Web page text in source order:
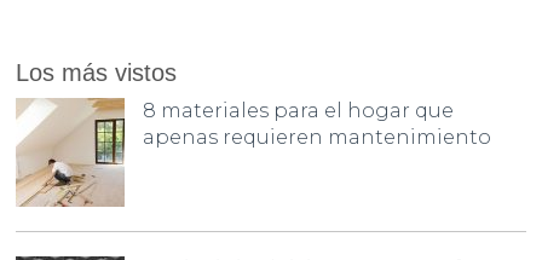
Los más vistos
8 materiales para el hogar que
apenas requieren mantenimiento